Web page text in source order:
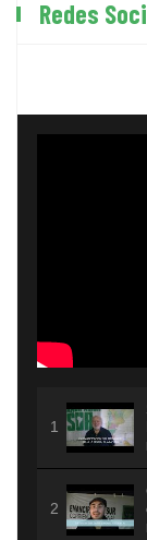
Redes